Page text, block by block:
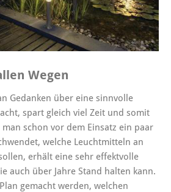
Wegen
Gedanken über eine sinnvolle
spart gleich viel Zeit und somit
schon vor dem Einsatz ein paar
welche Leuchtmitteln an
erhält eine sehr effektvolle
auch über Jahre Stand halten kann.
gemacht werden, welchen